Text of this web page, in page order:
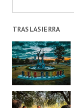
TRASLASIERRA